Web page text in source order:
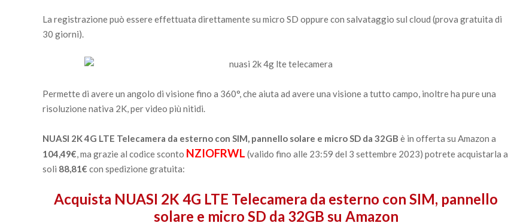
La registrazione può essere effettuata direttamente su micro SD oppure con salvataggio sul cloud (prova gratuita di
30 giorni).
Permette di avere un angolo di visione fino a 360°, che aiuta ad avere una visione a tutto campo, inoltre ha pure una
risoluzione nativa 2K, per video più nitidi.
NUASI 2K 4G LTE Telecamera da esterno con SIM, pannello solare e micro SD da 32GB è in offerta su Amazon a
104,49€, ma grazie al codice sconto NZIOFRWL (valido fino alle 23:59 del 3 settembre 2023) potrete acquistarla a
soli 88,81€ con spedizione gratuita:
Acquista NUASI 2K 4G LTE Telecamera da esterno con SIM, pannello
solare e micro SD da 32GB su Amazon